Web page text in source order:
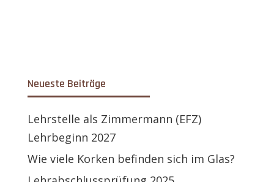
Neueste Beiträge
Lehrstelle als Zimmermann (EFZ)
Lehrbeginn 2027
Wie viele Korken befinden sich im Glas?